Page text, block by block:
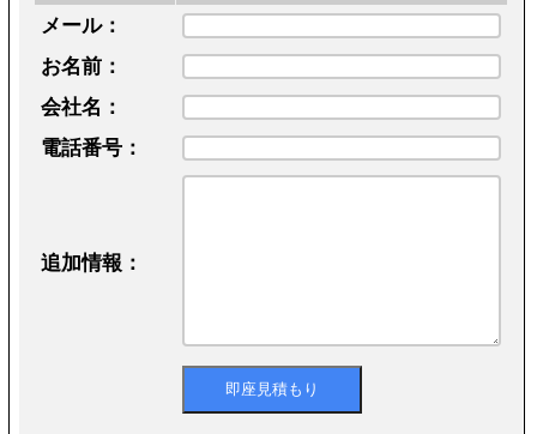
メール：
お名前：
会社名：
電話番号：
追加情報：